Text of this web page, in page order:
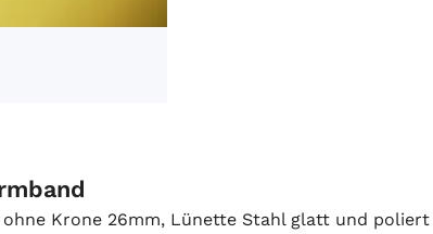
Krone 26mm, Lünette Stahl glatt und